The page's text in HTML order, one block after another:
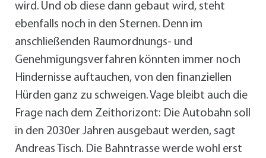
wird. Und ob diese dann gebaut wird, steht
ebenfalls noch in den Sternen. Denn im
anschließenden Raumordnungs- und
Genehmigungsverfahren könnten immer noch
Hindernisse auftauchen, von den finanziellen
Hürden ganz zu schweigen. Vage bleibt auch die
Frage nach dem Zeithorizont: Die Autobahn soll
in den 2030er Jahren ausgebaut werden, sagt
Andreas Tisch. Die Bahntrasse werde wohl erst